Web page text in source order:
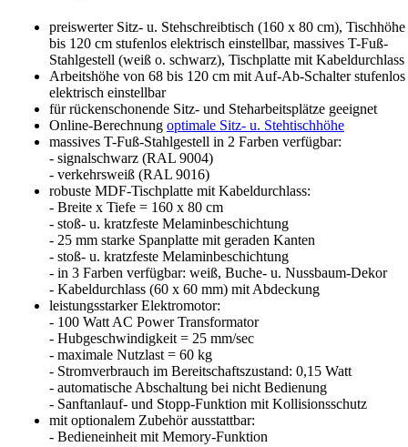
preiswerter Sitz- u. Stehschreibtisch (160 x 80 cm),
bis 120 cm stufenlos elektrisch einstellbar, massives T-Fuß-
Stahlgestell (weiß o. schwarz), Tischplatte mit Kabeldurchlass
Arbeitshöhe von 68 bis 120 cm mit Auf-Ab-Schalter stufenlos
elektrisch einstellbar
für rückenschonende Sitz- und Steharbeitsplätze geeignet
Online-Berechnung optimale Sitz- u. Stehtischhöhe
massives T-Fuß-Stahlgestell in 2 Farben verfügbar:
- signalschwarz (RAL 9004)
- verkehrsweiß (RAL 9016)
robuste MDF-Tischplatte mit Kabeldurchlass:
- Breite x Tiefe = 160 x 80 cm
- stoß- u. kratzfeste Melaminbeschichtung
- 25 mm starke Spanplatte mit geraden Kanten
- stoß- u. kratzfeste Melaminbeschichtung
- in 3 Farben verfügbar: weiß, Buche- u. Nussbaum-Dekor
- Kabeldurchlass (60 x 60 mm) mit Abdeckung
leistungsstarker Elektromotor:
- 100 Watt AC Power Transformator
- Hubgeschwindigkeit = 25 mm/sec
- maximale Nutzlast = 60 kg
- Stromverbrauch im Bereitschaftszustand: 0,15 Watt
- automatische Abschaltung bei nicht Bedienung
- Sanftanlauf- und Stopp-Funktion mit Kollisionsschutz
mit optionalem Zubehör ausstattbar:
- Bedieneinheit mit Memory-Funktion